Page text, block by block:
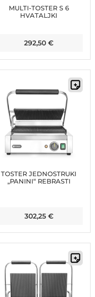
MULTI-TOSTER S 6
HVATALJKI
292,50 €
TOSTER JEDNOSTRUKI
„PANINI“ REBRASTI
302,25 €